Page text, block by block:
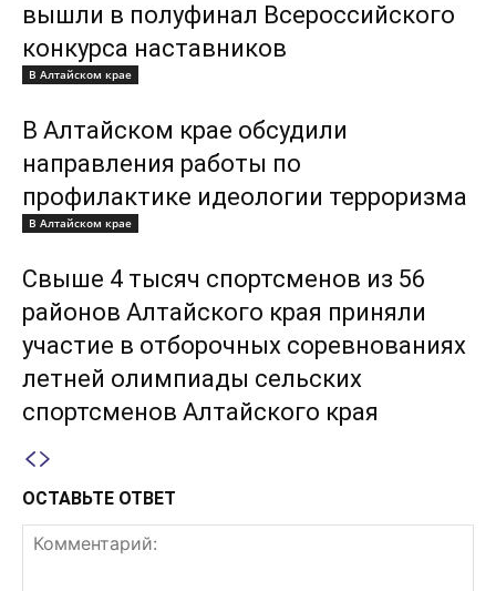
вышли в полуфинал Всероссийского
конкурса наставников
В Алтайском крае
В Алтайском крае обсудили
направления работы по
профилактике идеологии терроризма
В Алтайском крае
Свыше 4 тысяч спортсменов из 56
районов Алтайского края приняли
участие в отборочных соревнованиях
летней олимпиады сельских
спортсменов Алтайского края
ОСТАВЬТЕ ОТВЕТ